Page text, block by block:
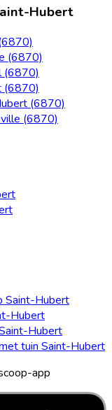
Hubert
(6870)
(6870)
(6870)
(6870)
(6870)
Saint-Hubert
Hubert
Hubert
tuin Saint-Hubert
app